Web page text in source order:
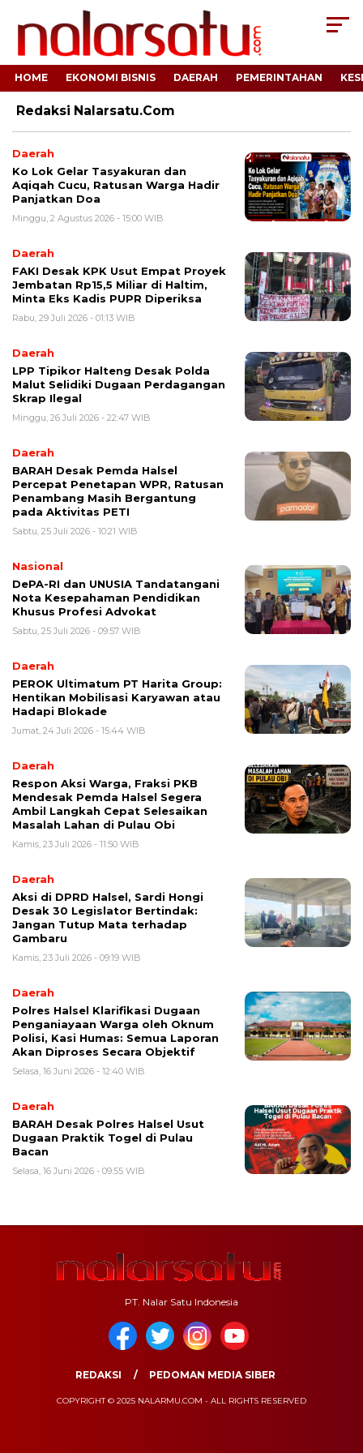
HOME EKONOMI BISNIS DAERAH PEMERINTAHAN
Redaksi Nalarsatu.com
Daerah
Ko Lok Gelar Tasyakuran dan
Aqiqah Cucu, Ratusan Warga Hadir
Panjatkan Doa
Minggu, 2 Agustus 2026 - 15:00 WIB
Daerah
FAKI Desak KPK Usut Empat Proyek
Jembatan Rp15,5 Miliar di Haltim,
Minta Eks Kadis PUPR Diperiksa
Rabu, 29 Juli 2026 - 01:13 WIB
Daerah
LPP Tipikor Halteng Desak Polda
Malut Selidiki Dugaan Perdagangan
Skrap Ilegal
Minggu, 26 Juli 2026 - 22:47 WIB
Daerah
BARAH Desak Pemda Halsel
Percepat Penetapan WPR, Ratusan
Penambang Masih Bergantung
pada Aktivitas PETI
Sabtu, 25 Juli 2026 - 10:21 WIB
Nasional
DePA-RI dan UNUSIA Tandatangani
Nota Kesepahaman Pendidikan
Khusus Profesi Advokat
Sabtu, 25 Juli 2026 - 09:57 WIB
Daerah
PEROK Ultimatum PT Harita Group:
Hentikan Mobilisasi Karyawan atau
Hadapi Blokade
Jumat, 24 Juli 2026 - 15:44 WIB
Daerah
Respon Aksi Warga, Fraksi PKB
Mendesak Pemda Halsel Segera
Ambil Langkah Cepat Selesaikan
Masalah Lahan di Pulau Obi
Kamis, 23 Juli 2026 - 11:50 WIB
Daerah
Aksi di DPRD Halsel, Sardi Hongi
Desak 30 Legislator Bertindak:
Jangan Tutup Mata terhadap
Gambaru
Kamis, 23 Juli 2026 - 09:19 WIB
Daerah
Polres Halsel Klarifikasi Dugaan
Penganiayaan Warga oleh Oknum
Polisi, Kasi Humas: Semua Laporan
Akan Diproses Secara Objektif
Selasa, 16 Juni 2026 - 12:40 WIB
Daerah
BARAH Desak Polres Halsel Usut
Dugaan Praktik Togel di Pulau
Bacan
Selasa, 16 Juni 2026 - 09:55 WIB
PT. Nalar Satu Indonesia
REDAKSI PEDOMAN MEDIA SIBER
COPYRIGHT © 2025 NALARMU.COM - ALL RIGHTS RESERVED